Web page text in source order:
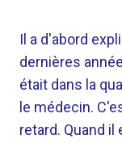
Il a d'abord
dernières
était dans la
le médecin.
retard. Quand il